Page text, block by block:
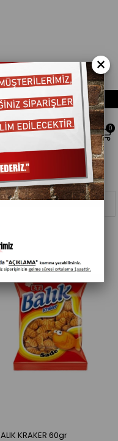
0
451101
Filtreleme
KRAKER 60gr
×